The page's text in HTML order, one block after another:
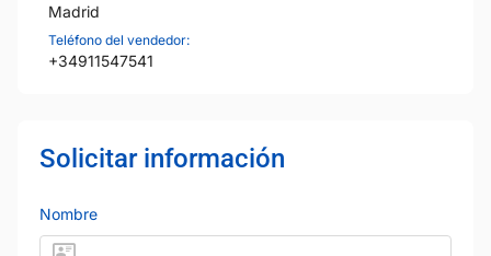
Madrid
Teléfono del vendedor:
+34911547541
Solicitar información
Nombre